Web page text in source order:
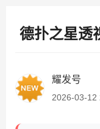
德扑之星透
耀发号
2026-03-12